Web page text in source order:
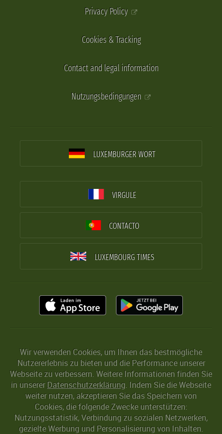
Privacy Policy
Cookies & Tracking
Contact and legal information
Nutzungsbedingungen
LUXEMBURGER WORT
VIRGULE
CONTACTO
LUXEMBOURG TIMES
Wir verwenden Cookies, um Ihnen das bestmögliche
Nutzererlebnis zu bieten und die Performance unserer
Webseite zu verbessern. Weitere Informationen finden Sie
in unserer Datenschutzerklärung. Indem Sie die Webseite
weiter nutzen, akzeptieren Sie das Speichern von
Cookies, die folgende Zwecke unterstützen:
Nutzungsstatistik, Verbindung zu sozialen Netzwerken,
gezielte Werbung und Personalisierung von Inhalten.